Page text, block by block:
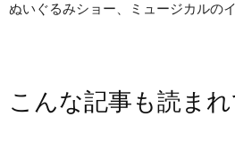
ぬいぐるみショー、ミュージカルの
こんな記事も読ま